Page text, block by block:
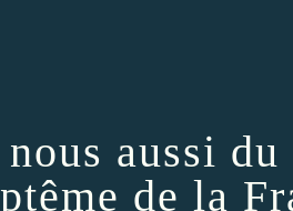
nous aussi
de la